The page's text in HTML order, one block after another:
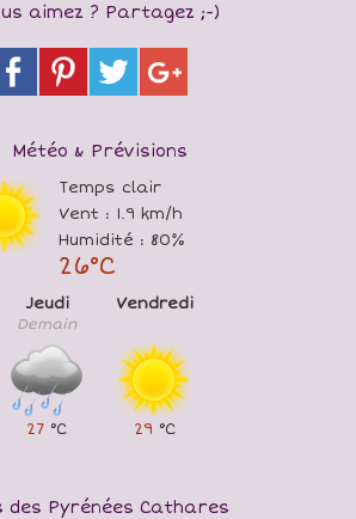
aimez ? Partagez ;-)
Météo & Prévisions
Temps clair
Vent : 1.9 km/h
Humidité : 80%
26°C
Jeudi
Demain
27 °C
Vendredi
29 °C
des Pyrénées Cathares